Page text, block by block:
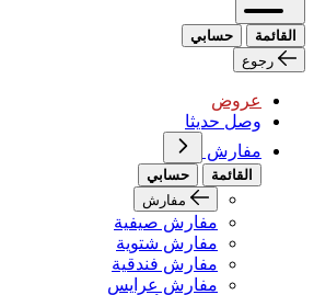
القائمة
حسابي
رجوع
عروض
وصل حديثا
مفارش
القائمة
حسابي
مفارش
مفارش صيفية
مفارش شتوية
مفارش فندقية
مفارش عرايس